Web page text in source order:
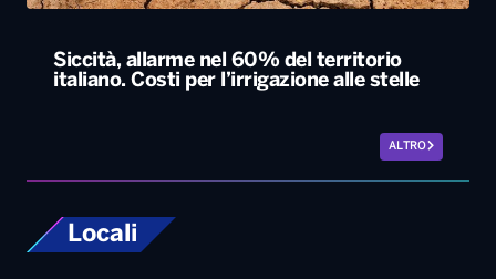
Siccità, allarme nel 60% del territorio
italiano. Costi per l’irrigazione alle stelle
ALTRO
Locali